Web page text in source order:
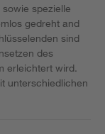
spezielle
gedreht and
sind
des
erleichtert wird.
unterschiedlichen